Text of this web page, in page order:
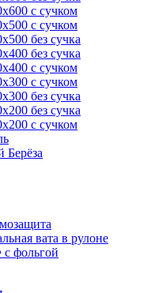
с сучком
с сучком
без сучка
без сучка
с сучком
с сучком
без сучка
без сучка
с сучком
Берёза
вата в рулоне
фольгой